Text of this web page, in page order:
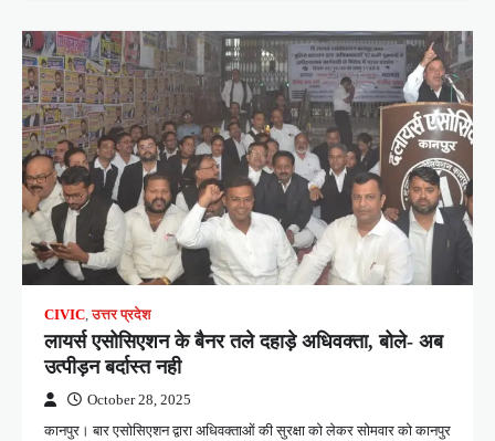
CIVIC ,उत्तर प्रदेश
लायर्स एसोसिएशन के बैनर तले दहाड़े अधिवक्ता, बोले- अब
उत्पीड़न बर्दास्त नही
October 28, 2025
कानपुर। बार एसोसिएशन द्वारा अधिवक्ताओं की सुरक्षा को लेकर सोमवार को कानपुर